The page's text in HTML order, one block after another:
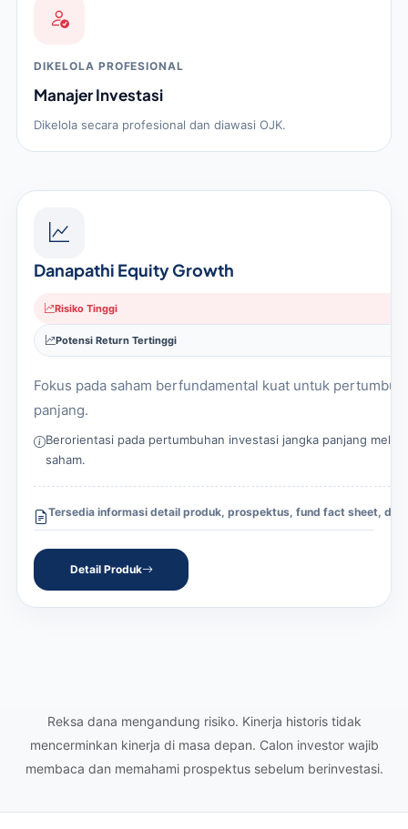
DIKELOLA PROFESIONAL
Manajer Investasi
Dikelola secara profesional dan diawasi OJK.
Danapathi Equity Growth
Risiko Tinggi
Potensi Return Tertinggi
Fokus pada saham berfundamental kuat untuk
panjang.
Berorientasi pada pertumbuhan investasi jangka panjang
saham.
Tersedia informasi detail produk, prospektus, fund fact sheet, dan
Detail Produk
Reksa dana mengandung risiko. Kinerja historis tidak
mencerminkan kinerja di masa depan. Calon investor wajib
membaca dan memahami prospektus sebelum berinvestasi.